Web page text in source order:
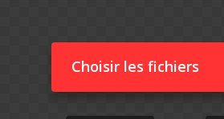
Choisir les fichiers